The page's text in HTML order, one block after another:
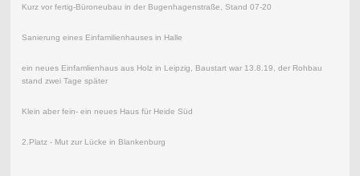
Kurz vor fertig-Büroneubau in der Bugenhagenstraße, Stand 07-20
Sanierung eines Einfamilienhauses in Halle
ein neues Einfamlienhaus aus Holz in Leipzig, Baustart war 13.8.19, der Rohbau
stand zwei Tage später
Klein aber fein- ein neues Haus für Heide Süd
2.Platz - Mut zur Lücke in Blankenburg